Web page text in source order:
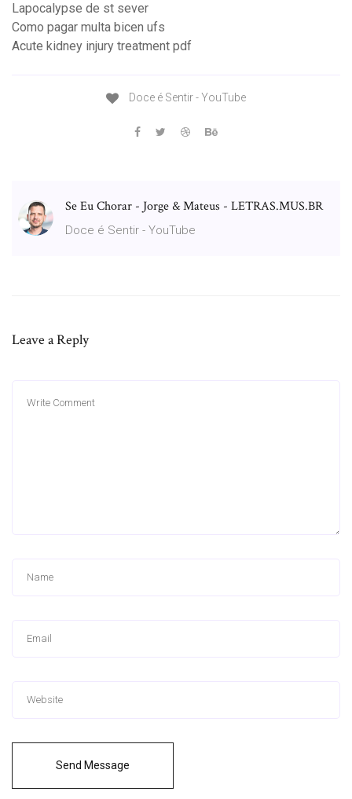
Lapocalypse de st sever
Como pagar multa bicen ufs
Acute kidney injury treatment pdf
Doce é Sentir - YouTube
Se Eu Chorar - Jorge & Mateus - LETRAS.MUS.BR
Doce é Sentir - YouTube
Leave a Reply
Send Message